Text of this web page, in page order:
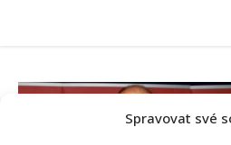
Spravovat své